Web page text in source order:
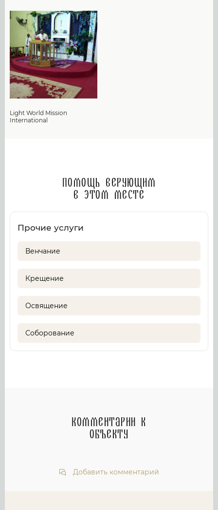
Light World Mission
International
Помощь верующим
в этом месте
Прочие услуги
Венчание
Крещение
Освящение
Соборование
Комментарии к
объекту
Добавить комментарий